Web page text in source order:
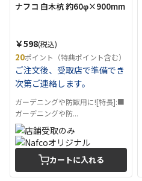
ナフコ 白木杭 約60φ×900mm
￥598(税込)
20ポイント（特典ポイント含む）
ご注文後、受取店で準備でき
次第ご連絡します。
ガーデニングや防獣用に![特長]:■
ガーデニングや防...
カートに入れる